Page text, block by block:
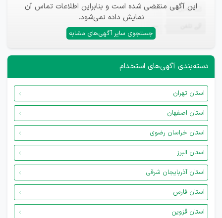
این آگهی منقضی شده است و بنابراین اطلاعات تماس آن
نمایش داده نمی‌شود.
جستجوی سایر آگهی‌های مشابه
ایمیل —
—
دسته‌بندی آگهی‌های استخدام
استان تهران
استان اصفهان
استان خراسان رضوی
استان البرز
استان آذربایجان شرقی
استان فارس
استان قزوین